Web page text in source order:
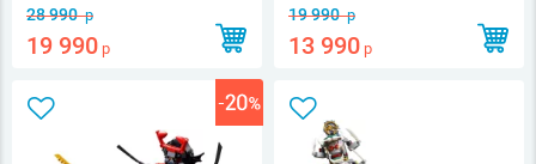
28 990р
19 990 р
19 990р
13 990 р